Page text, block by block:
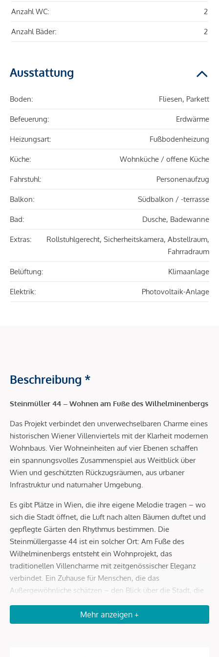
Anzahl WC: 2
Anzahl Bäder: 2
Ausstattung
Boden: Fliesen, Parkett
Befeuerung: Erdwärme
Heizungsart: Fußbodenheizung
Küche: Wohnküche / offene Küche
Fahrstuhl: Personenaufzug
Balkon: Südbalkon / -terrasse
Bad: Dusche, Badewanne
Extras:
Rollstuhlgerecht, Sicherheitskamera, Abstellraum,
Fahrradraum
Belüftung: Klimaanlage
Elektrik: Photovoltaik-Anlage
Beschreibung *
Steinmüller 44 – Wohnen am Fuße des Wilhelminenbergs
Das Projekt verbindet den unverwechselbaren Charme eines
historischen Wiener Villenviertels mit der Klarheit modernen
Wohnbaus. Vier Wohneinheiten auf vier Ebenen schaffen
ein spannungsvolles Zusammenspiel aus Weitblick über
Wien und geschützten Rückzugsräumen, aus urbaner
Infrastruktur und naturnaher Umgebung.
Es gibt Plätze in Wien, die ihre eigene Melodie tragen – wo
sich die Stadt öffnet, die Luft nach alten Bäumen duftet und
gepflegte Gärten den Rhythmus bestimmen. Die
Steinmüllergasse 44 ist ein solcher Ort: Am Fuße des
Wilhelminenbergs entsteht ein Wohnprojekt, das
traditionellen Villencharme mit zeitgenössischer Eleganz
verbindet. Ein Zuhause für Menschen, die das
Außergewöhnliche schätzen – den Blick über die Stadt, die
Wiens. Vier Wohnungen, vier individuelle Welten – ein
Mehr anzeigen +